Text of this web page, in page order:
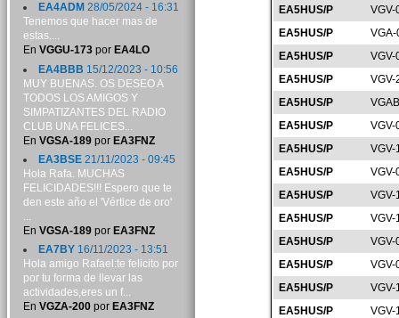
EA5HUS/P
VGV-
EA5HUS/P
EA5HUS/P
VGV-
EA5HUS/P
VGV-
EA5HUS/P
EA5HUS/P
VGV-
EA5HUS/P
VGV-
EA5HUS/P
VGV-
EA5HUS/P
VGV-
EA5HUS/P
VGV-
EA5HUS/P
VGV-
EA5HUS/P
VGV-
EA5HUS/P
VGV-
EA5HUS/P
VGV-
EA4ADM 28/05/2024 - 16:31
Tenemos que hacer mas de
estas....
En VGGU-173por EA4LO
EA4BBB 15/12/2023 - 10:56
MUY BUENAS. OS DESEO A
TODOS LOS AMIGOS Y
SIMPATIZANTES DEL RADIO
CLUB UNA FELICES...
En VGSA-189por EA3FNZ
EA3BSE21/11/2023 - 09:45
Hola Rafa. MUCHAS
FELICIDADES!!! Espero que te
den este año el 'Vértice de oro'
...
En VGSA-189por EA3FNZ
EA7BY16/11/2023 - 13:51
Hola amigo Rafael:te felicito por
por tu forma de llevar las
actividades,eres un f...
En VGZA-200por EA3FNZ